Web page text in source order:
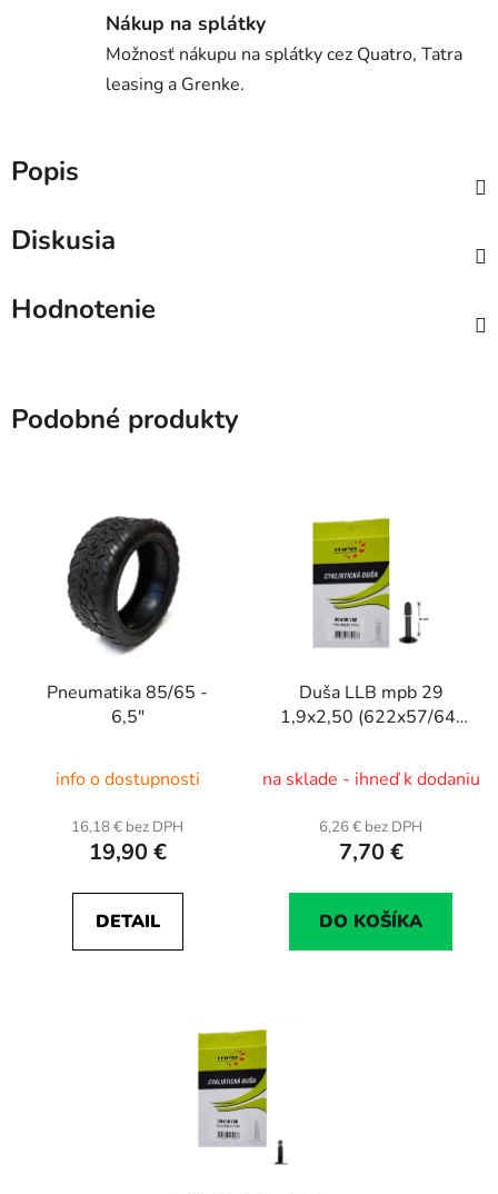
Nákup na splátky
Možnosť nákupu na splátky cez Quatro, Tatra
leasing a Grenke.
Popis
Diskusia
Hodnotenie
Podobné produkty
Pneumatika 85/65 -
6,5"
info o dostupnosti
16,18 € bez DPH
19,90 €
DETAIL
Duša LLB mpb 29
1,9x2,50 (622x57/64)
na sklade - ihneď k dodaniu
6,26 € bez DPH
7,70 €
DO KOŠÍKA